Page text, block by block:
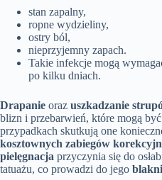
stan zapalny,
ropne wydzieliny,
ostry ból,
nieprzyjemny zapach.
Takie infekcje mogą
po kilku dniach.
Drapanie oraz uszkadzanie
blizn i przebarwień, które mogą
przypadkach skutkują one
kosztownych zabiegów
pielęgnacja przyczynia się do
tatuażu, co prowadzi do jego